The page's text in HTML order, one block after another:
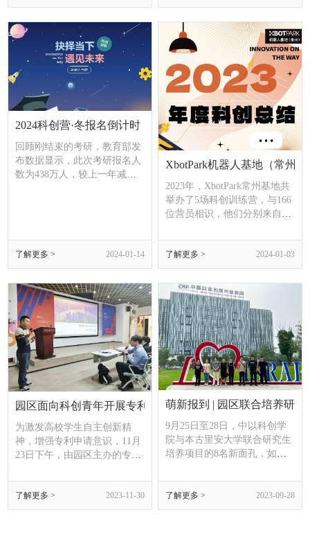
步强化创新核心地位、塑造创
新生态体系，推动长三角产业
科技创新中心成势见效，为常
州万亿之城再出发、因地制宜
发展新质生产力提供更有力的
科技支撑。
2024科创营·冬报名倒计时：抉择当下，遇见未来
回顾刚结束的考研，教育部发
布数据显示，此次考研报名人
数为438万人，较上一年减少
了解更多 > 2024-01-14
XbotPark机器人基地（常州
2023年，XbotPark常州基地共
举办了5场科创训练营，与166
位营员相识，他们分别来自71
了解更多 > 2024-01-03
园区面向科创青年开展专利挖掘培训讲座
为激发高校学生自主创新精
神，增强专利申请意识，11月
23日下午，由园区主办的专利
创新中心举行。讲座由江苏省
中以产业技术研究院、常州知
识产权综合服务平台（转化运
了解更多 > 2023-11-30
萌新报到 | 园区联合培养研究
9月25日至28日，中以科创学
院与本古里安大学联合研究生
培养项目的8名新面孔，如期
研，这是他们远赴以色列求学
前，对“创新国度”的探索初体
验。
了解更多 > 2023-09-28